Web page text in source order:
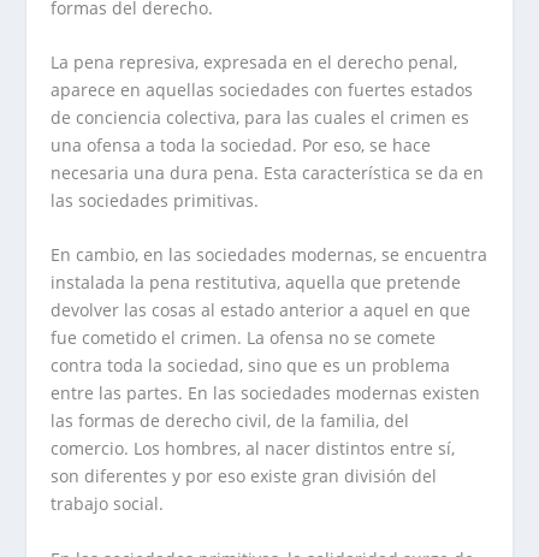
formas del derecho.
La pena represiva, expresada en el derecho penal,
aparece en aquellas sociedades con fuertes estados
de conciencia colectiva, para las cuales el crimen es
una ofensa a toda la sociedad. Por eso, se hace
necesaria una dura pena. Esta característica se da en
las sociedades primitivas.
En cambio, en las sociedades modernas, se encuentra
instalada la pena restitutiva, aquella que pretende
devolver las cosas al estado anterior a aquel en que
fue cometido el crimen. La ofensa no se comete
contra toda la sociedad, sino que es un problema
entre las partes. En las sociedades modernas existen
las formas de derecho civil, de la familia, del
comercio. Los hombres, al nacer distintos entre sí,
son diferentes y por eso existe gran división del
trabajo social.